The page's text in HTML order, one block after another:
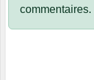
commentaires.